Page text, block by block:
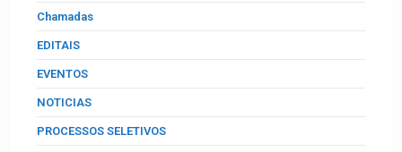
Chamadas
EDITAIS
EVENTOS
NOTICIAS
PROCESSOS SELETIVOS